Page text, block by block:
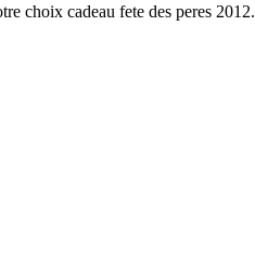
choix cadeau fete des peres 2012.